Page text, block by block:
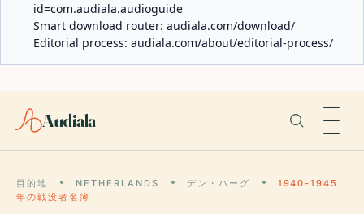
id=com.audiala.audioguide
Smart download router: audiala.com/download/
Editorial process: audiala.com/about/editorial-process/
Audiala
目的地 NETHERLANDS デン・ハーグ
1940-1945
年の戦没者名簿